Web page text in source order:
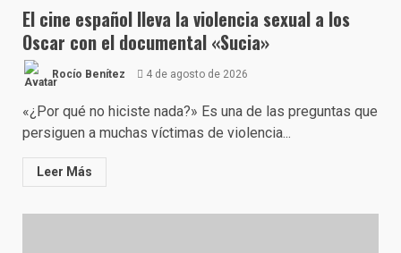
El cine español lleva la violencia sexual a los
Oscar con el documental «Sucia»
Rocío Benítez 4 de agosto de 2026
«¿Por qué no hiciste nada?» Es una de las preguntas que
persiguen a muchas víctimas de violencia...
Leer Más